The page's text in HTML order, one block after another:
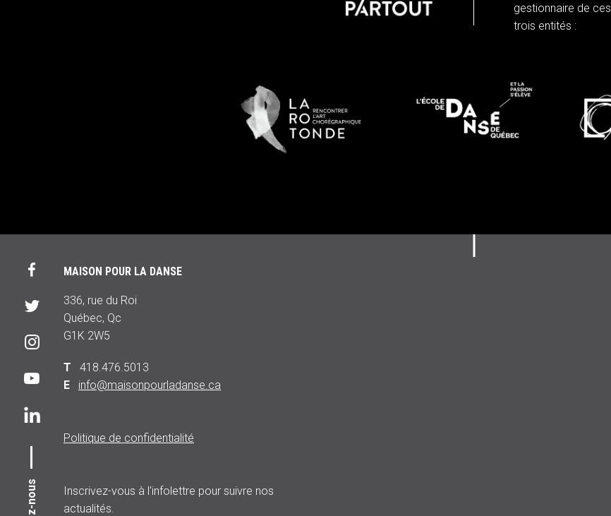
gestionnaire de ces
trois entités :
MAISON POUR LA DANSE
336, rue du Roi
Québec, Qc
G1K 2W5
T 418.476.5013
E
info@maisonpourladanse.ca
Politique de confidentialité
Inscrivez-vous à l'infolettre pour suivre nos
actualités.